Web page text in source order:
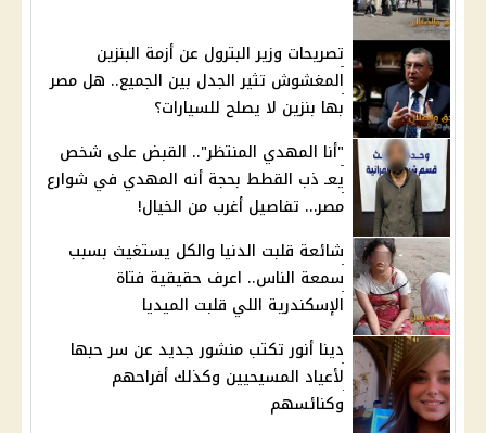
تصريحات وزير البترول عن أزمة البنزين
المغشوش تثير الجدل بين الجميع.. هل مصر
بها بنزين لا يصلح للسيارات؟
"أنا المهدي المنتظر".. القبض على شخص
يعـ ذب القطط بحجة أنه المهدي في شوارع
مصر… تفاصيل أغرب من الخيال!
شائعة قلبت الدنيا والكل يستغيث بسبب
سمعة الناس.. اعرف حقيقية فتاة
الإسكندرية اللي قلبت الميديا
دينا أنور تكتب منشور جديد عن سر حبها
لأعياد المسيحيين وكذلك أفراحهم
وكنائسهم